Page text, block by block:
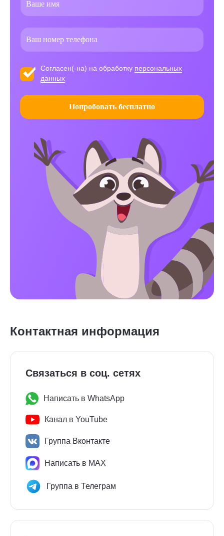
Согласен(-на) на обработку персональных
данных
Попробовать бесплатно
Контактная информация
Связаться в соц. сетях
Написать в WhatsApp
Канал в YouTube
Группа Вконтакте
Написать в MAX
Группа в Телеграм